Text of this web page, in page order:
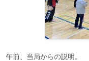
午前、当局からの説明。